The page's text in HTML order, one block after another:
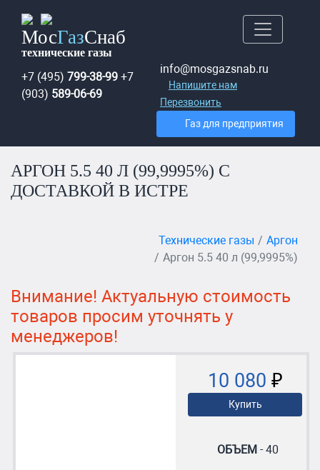
МосГазСнаб
технические газы
+7 (495) 799-38-99 +7
(903) 589-06-69
info@mosgazsnab.ru
Напишите нам
Перезвонить
Газ для предприятия
АРГОН 5.5 40 Л (99,9995%) С
ДОСТАВКОЙ В ИСТРЕ
Технические газы
Аргон
Аргон 5.5 40 л (99,9995%)
Внимание! Актуальную стоимость
товаров просим уточнять у
менеджеров!
10 080 ₽
Купить
ОБЪЕМ - 40